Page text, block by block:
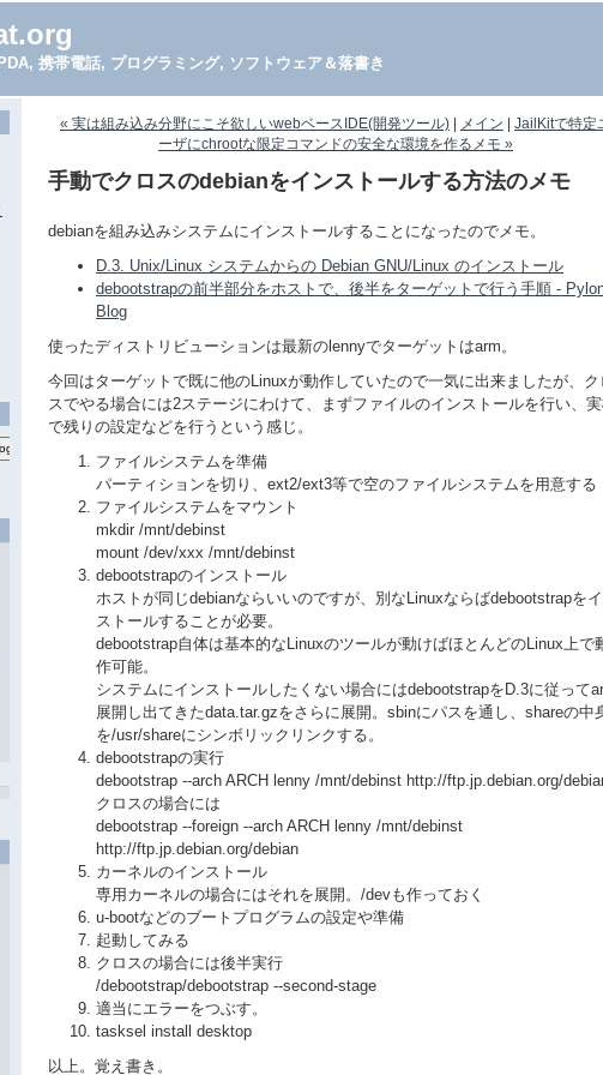
携帯電話, プログラミング, ソフトウェア＆落書き
« 実は組み込み分野にこそ欲しいwebベースIDE(開発ツール) メイン
JailKitで特定
ーザにchrootな限定コマンドの安全な環境を作るメモ »
手動でクロスのdebianをインストールする方法のメモ
debianを組み込みシステムにインストールすることになったのでメモ。
D.3. Unix/Linux システムからの Debian GNU/Linux のインストール
debootstrapの前半部分をホストで、後半をターゲットで行う手順 -
Blog
使ったディストリビューションは最新のlennyでターゲットはarm。
今回はターゲットで既に他のLinuxが動作していたので一気に出来ましたが、ク
スでやる場合には2ステージにわけて、まずファイルのインストールを行い、
で残りの設定などを行うという感じ。
ファイルシステムを準備
パーティションを切り、ext2/ext3等で空のファイルシステムを用意する
ファイルシステムをマウント
mkdir /mnt/debinst
mount /dev/xxx /mnt/debinst
debootstrapのインストール
ホストが同じdebianならいいのですが、別なLinuxならばdebootstrapを
ストールすることが必要。
debootstrap自体は基本的なLinuxのツールが動けばほとんどのLinux上で
作可能。
システムにインストールしたくない場合にはdebootstrapをD.3に従って
展開し出てきたdata.tar.gzをさらに展開。sbinにパスを通し、shareの中
を/usr/shareにシンボリックリンクする。
debootstrapの実行
debootstrap --arch ARCH lenny /mnt/debinst http://ftp.jp.debian.org/
クロスの場合には
debootstrap --foreign --arch ARCH lenny /mnt/debinst
http://ftp.jp.debian.org/debian
カーネルのインストール
専用カーネルの場合にはそれを展開。/devも作っておく
u-bootなどのブートプログラムの設定や準備
起動してみる
クロスの場合には後半実行
/debootstrap/debootstrap --second-stage
適当にエラーをつぶす。
tasksel install desktop
以上。覚え書き。